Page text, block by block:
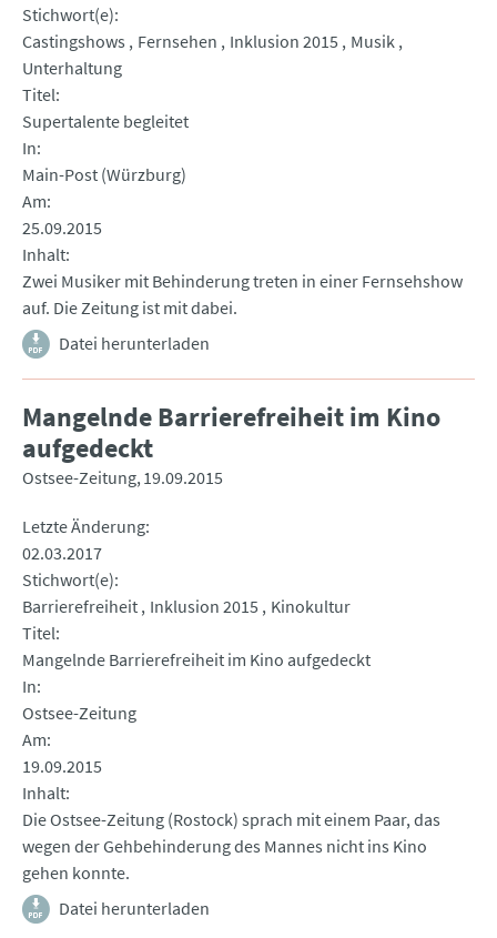
Stichwort(e)
Castingshows
Fernsehen Inklusion 2015
Musik
Unterhaltung
Titel
Supertalente begleitet
In
Main-Post (Würzburg)
Am
25.09.2015
Inhalt
Zwei Musiker mit Behinderung treten in einer Fernsehshow
auf. Die Zeitung ist mit dabei.
Datei herunterladen
Mangelnde Barrierefreiheit im Kino
aufgedeckt
Ostsee-Zeitung 19.09.2015
Letzte Änderung
02.03.2017
Stichwort(e)
Barrierefreiheit Inklusion 2015
Kinokultur
Titel
Mangelnde Barrierefreiheit im Kino aufgedeckt
In
Ostsee-Zeitung
Am
19.09.2015
Inhalt
Die Ostsee-Zeitung (Rostock) sprach mit einem Paar, das
wegen der Gehbehinderung des Mannes nicht ins Kino
gehen konnte.
Datei herunterladen